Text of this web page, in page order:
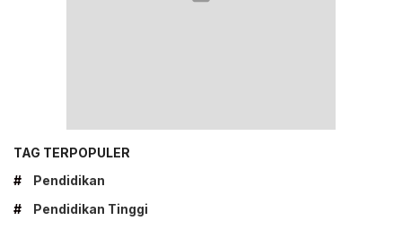
TAG TERPOPULER
#
Pendidikan
#
Pendidikan Tinggi